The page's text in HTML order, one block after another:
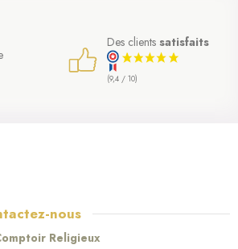
Des clients satisfaits
(9,4 / 10)
nous
Religieux